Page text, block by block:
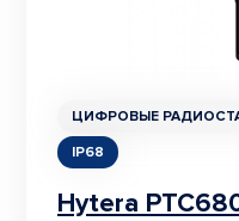
ЦИФРОВЫЕ
IP68
Hytera